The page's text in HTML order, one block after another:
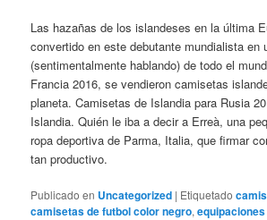
Las hazañas de los islandeses en la última
convertido en este debutante mundialista en
(sentimentalmente hablando) de todo el
Francia 2016, se vendieron camisetas
planeta. Camisetas de Islandia para Rusia
Islandia. Quién le iba a decir a Erreà, una
ropa deportiva de Parma, Italia, que firmar
tan productivo.
Publicado en Uncategorized | Etiquetado
camisetas de futbol color negro,